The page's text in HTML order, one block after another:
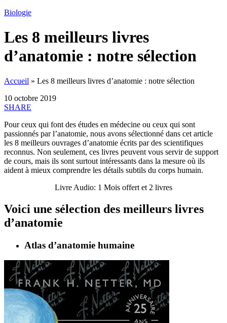
Biologie
Les 8 meilleurs livres
d’anatomie : notre sélection
Accueil » Les 8 meilleurs livres d’anatomie : notre sélection
10 octobre 2019
SHARE
Pour ceux qui font des études en médecine ou ceux qui sont
passionnés par l’anatomie, nous avons sélectionné dans cet article
les 8 meilleurs ouvrages d’anatomie écrits par des scientifiques
reconnus. Non seulement, ces livres peuvent vous servir de support
de cours, mais ils sont surtout intéressants dans la mesure où ils
aident à mieux comprendre les détails subtils du corps humain.
Livre Audio: 1 Mois offert et 2 livres
Voici une sélection des meilleurs livres
d’anatomie
Atlas d’anatomie humaine